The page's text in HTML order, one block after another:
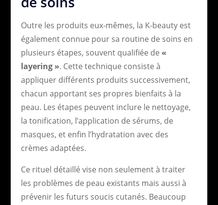
Outre les produits eux-mêmes, la K-beauty est
également connue pour sa routine de soins en
plusieurs étapes, souvent qualifiée de «
layering ». Cette technique consiste à
appliquer différents produits successivement,
chacun apportant ses propres bienfaits à la
peau. Les étapes peuvent inclure le nettoyage,
la tonification, l’application de sérums, de
masques, et enfin l’hydratation avec des
crèmes adaptées.
Ce rituel détaillé vise non seulement à traiter
les problèmes de peau existants mais aussi à
prévenir les futurs soucis cutanés. Beaucoup